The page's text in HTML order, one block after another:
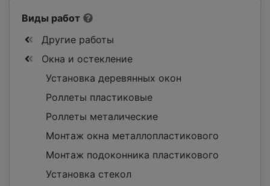
Виды работ
Другие работы
Окна и остекление
Установка деревянных окон
Роллеты пластиковые
Роллеты металические
Монтаж окна металлопластикового
Монтаж подоконника пластикового
Установка стекол